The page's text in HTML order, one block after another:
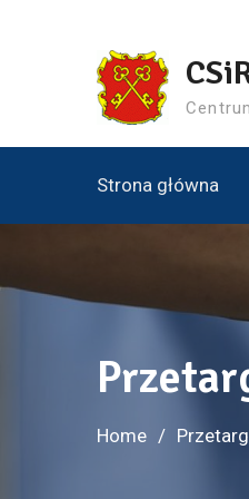
Strona główna
Home